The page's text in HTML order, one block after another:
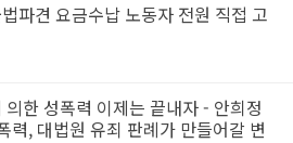
파견 요금수납 노동자 전원 직접 고
한 성폭력 이제는 끝내자 - 안희정
력, 대법원 유죄 판례가 만들어갈 변